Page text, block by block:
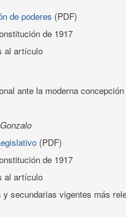
de poderes (PDF)
de 1917
al artículo
ante la moderna
(PDF)
de 1917
al artículo
secundarias vigentes más